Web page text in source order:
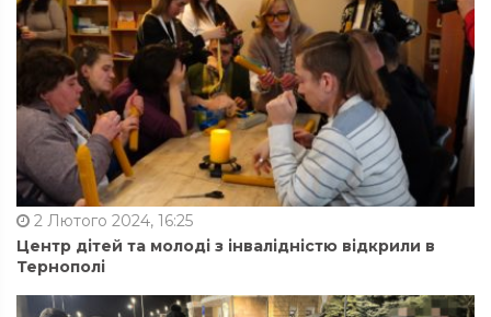
2 Лютого 2024, 16:25
Центр дітей та молоді з інвалідністю відкрили в
Тернополі